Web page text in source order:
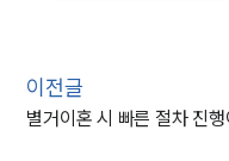
이전글